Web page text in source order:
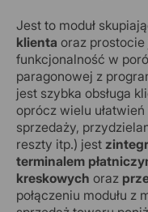
Jest to moduł
klienta oraz prostocie
funkcjonalność w
paragonowej z
jest szybka obsługa
oprócz wielu
sprzedaży,
reszty itp.) jest
terminalem
kreskowych oraz
połączeniu modułu z